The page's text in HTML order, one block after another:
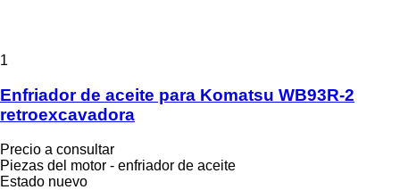
1
Enfriador de aceite para Komatsu WB93R-2
retroexcavadora
Precio a consultar
Piezas del motor - enfriador de aceite
Estado nuevo